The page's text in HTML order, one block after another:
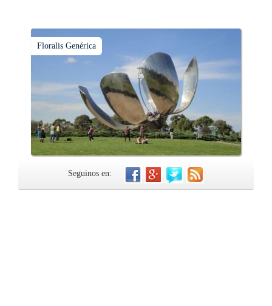
Floralis Genérica
Seguinos en: